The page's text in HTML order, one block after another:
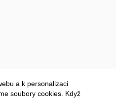
a k personalizaci
soubory cookies. Když